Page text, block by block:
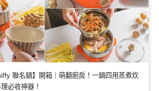
聯名鍋】開箱｜萌翻廚房！一鍋四用蒸煮炊
必收神器！